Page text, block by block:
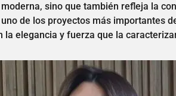
sino que también refleja la
de los proyectos más importantes
la elegancia y fuerza que la